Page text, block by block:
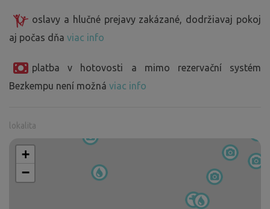
oslavy a hlučné prejavy zakázané, dodržiavaj pokoj
aj počas dňa viac info
platba v hotovosti a mimo rezervační systém
Bezkempu není možná viac info
lokalita
+
−